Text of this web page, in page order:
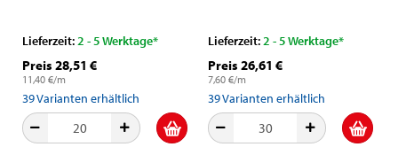
Lieferzeit:2 - 5 Werktage*
Preis 28,51 €
11,40 €/m
39Varianten erhältlich
Lieferzeit:2 - 5 Werktage*
Preis 26,61 €
7,60 €/m
39Varianten erhältlich